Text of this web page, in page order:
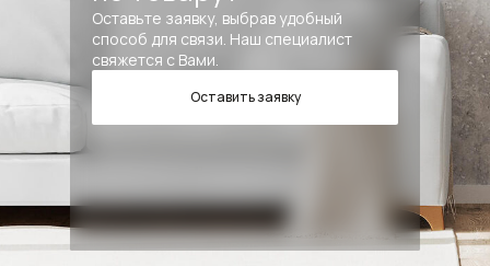
Оставьте заявку, выбрав удобный
способ для связи. Наш специалист
свяжется с Вами.
Оставить заявку